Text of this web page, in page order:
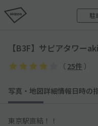
駐
【B3F】サピアタワー
（ 25件 ）
写真・地図詳細情報日時の
東京駅直結！！